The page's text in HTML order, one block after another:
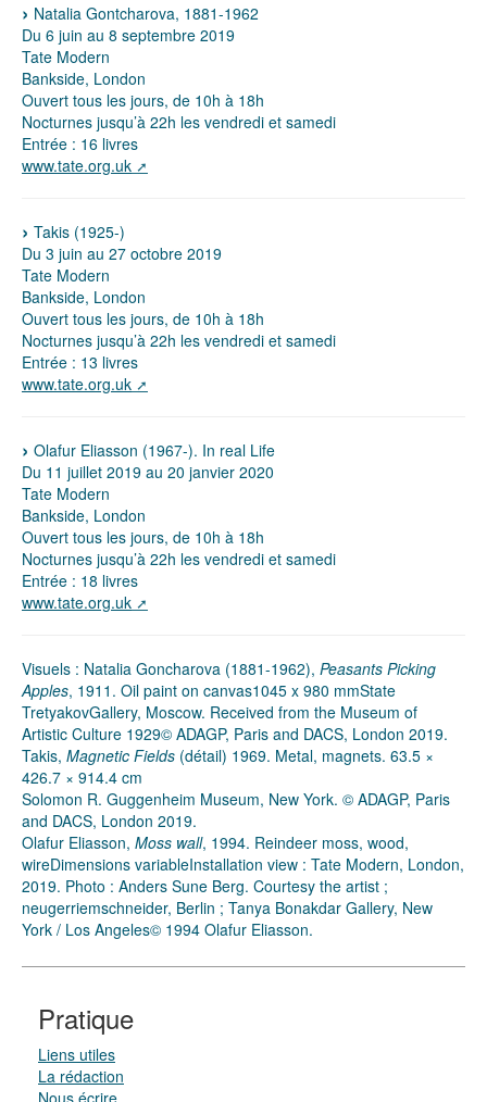
Natalia Gontcharova, 1881-1962
Du 6 juin au 8 septembre 2019
Tate Modern
Bankside, London
Ouvert tous les jours, de 10h à 18h
Nocturnes jusqu’à 22h les vendredi et samedi
Entrée : 16 livres
www.tate.org.uk
Takis (1925-)
Du 3 juin au 27 octobre 2019
Tate Modern
Bankside, London
Ouvert tous les jours, de 10h à 18h
Nocturnes jusqu’à 22h les vendredi et samedi
Entrée : 13 livres
www.tate.org.uk
Olafur Eliasson (1967-). In real Life
Du 11 juillet 2019 au 20 janvier 2020
Tate Modern
Bankside, London
Ouvert tous les jours, de 10h à 18h
Nocturnes jusqu’à 22h les vendredi et samedi
Entrée : 18 livres
www.tate.org.uk
Visuels : Natalia Goncharova (1881-1962), Peasants Picking
Apples, 1911. Oil paint on canvas1045 x 980 mmState
TretyakovGallery, Moscow. Received from the Museum of
Artistic Culture 1929© ADAGP, Paris and DACS, London 2019.
Takis, Magnetic Fields (détail) 1969. Metal, magnets. 63.5 ×
426.7 × 914.4 cm
Solomon R. Guggenheim Museum, New York. © ADAGP, Paris
and DACS, London 2019.
Olafur Eliasson, Moss wall, 1994. Reindeer moss, wood,
wireDimensions variableInstallation view : Tate Modern, London,
2019. Photo : Anders Sune Berg. Courtesy the artist ;
neugerriemschneider, Berlin ; Tanya Bonakdar Gallery, New
York / Los Angeles© 1994 Olafur Eliasson.
Pratique
Liens utiles
La rédaction
Nous écrire